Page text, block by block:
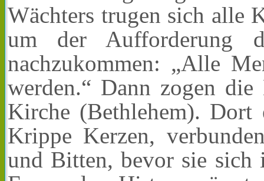
Wächters trugen sich alle
um der Aufforderung
nachzukommen: „Alle
werden.“ Dann zogen
Kirche (Bethlehem). Dort
Krippe Kerzen,
und Bitten, bevor sie sich